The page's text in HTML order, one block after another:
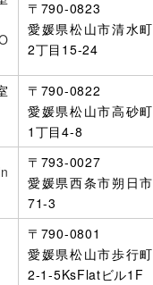
〒790-0823
愛媛県松山市清水町
2丁目15-24
〒790-0822
愛媛県松山市高砂町
1丁目4-8
〒793-0027
愛媛県西条市朔日市
71-3
〒790-0801
愛媛県松山市歩行町
2-1-5KsFlatビル1F